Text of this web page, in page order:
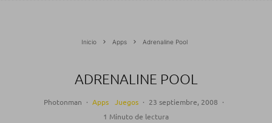
Inicio Apps Adrenaline Pool
ADRENALINE POOL
Photonman · Apps Juegos · 23 septiembre, 2008 ·
1 Minuto de lectura